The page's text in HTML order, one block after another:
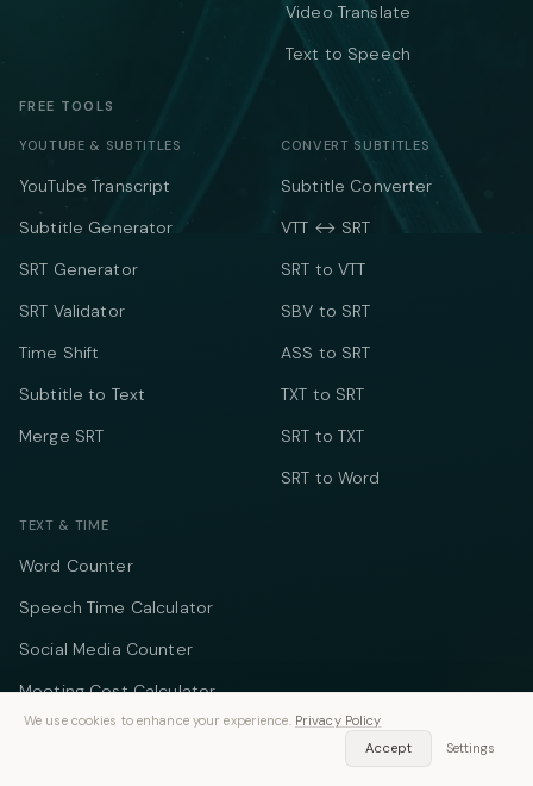
Video Translate
Text to Speech
FREE TOOLS
YOUTUBE & SUBTITLES
YouTube Transcript
Subtitle Generator
SRT Generator
SRT Validator
Time Shift
Subtitle to Text
Merge SRT
CONVERT SUBTITLES
Subtitle Converter
VTT ↔ SRT
SRT to VTT
SBV to SRT
ASS to SRT
TXT to SRT
SRT to TXT
SRT to Word
TEXT & TIME
Word Counter
Speech Time Calculator
Social Media Counter
Meeting Cost Calculator
Online Timer
We use cookies to enhance your experience. Privacy Policy
Accept
Settings